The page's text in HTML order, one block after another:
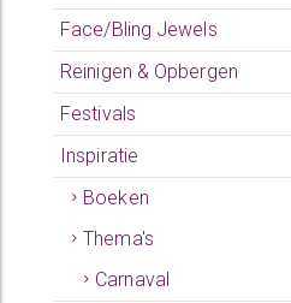
Face/Bling Jewels
Reinigen & Opbergen
Festivals
Inspiratie
Boeken
Thema's
Carnaval